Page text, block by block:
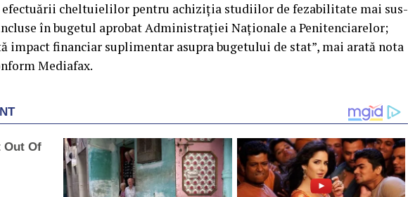
efectuării cheltuielilor pentru achiziţia studiilor de fezabilitate mai sus-
în bugetul aprobat Administraţiei Naţionale a Penitenciarelor;
impact financiar suplimentar asupra bugetului de stat”, mai arată nota
Mediafax.